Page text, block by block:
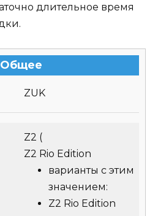
длительное время
Общее
ZUK
Z2 (
Z2 Rio Edition
варианты с этим
значением:
Z2 Rio Edition